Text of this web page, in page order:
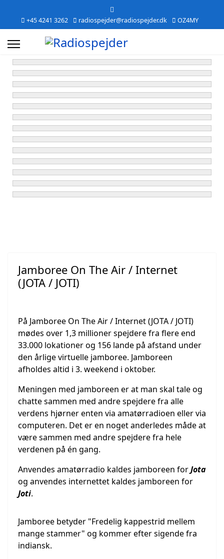
+45 4241 3262 radiospejder@radiospejder.dk OZ4MY
Jamboree On The Air / Internet
(JOTA / JOTI)
På Jamboree On The Air / Internet (JOTA / JOTI)
mødes over 1,3 millioner spejdere fra flere end
33.000 lokationer og 156 lande på afstand under
den årlige virtuelle jamboree. Jamboreen
afholdes altid i 3. weekend i oktober.
Meningen med jamboreen er at man skal tale og
chatte sammen med andre spejdere fra alle
verdens hjørner enten via amatørradioen eller via
computeren. Det er en noget anderledes måde at
være sammen med andre spejdere fra hele
verdenen på én gang.
Anvendes amatørradio kaldes jamboreen forJota
og anvendes internettet kaldes jamboreen for
Joti.
Jamboree betyder "Fredelig kappestrid mellem
mange stammer" og kommer efter sigende fra
indiansk.